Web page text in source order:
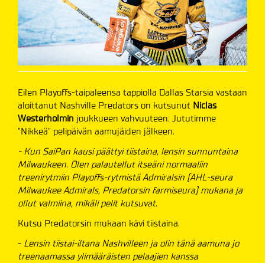
Eilen Playoffs-taipaleensa tappiolla Dallas Starsia vastaan
aloittanut Nashville Predators on kutsunut Niclas
Westerholmin joukkueen vahvuuteen. Jututimme
"Nikkeä" pelipäivän aamujäiden jälkeen.
- Kun SaiPan kausi päättyi tiistaina, lensin sunnuntaina
Milwaukeen. Olen palautellut itseäni normaaliin
treenirytmiin Playoffs-rytmistä Admiralsin (AHL-seura
Milwaukee Admirals, Predatorsin farmiseura) mukana ja
ollut valmiina, mikäli pelit kutsuvat.
Kutsu Predatorsin mukaan kävi tiistaina.
- Lensin tiistai-iltana Nashvilleen ja olin tänä aamuna jo
treenaamassa ylimääräisten pelaajien kanssa